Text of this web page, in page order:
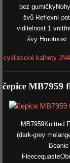
bez
švů Reflexní
viditelnost 1
švy
cyklistické kalhoty
čepice MB7959
MB7959Knitted
(dark-grey